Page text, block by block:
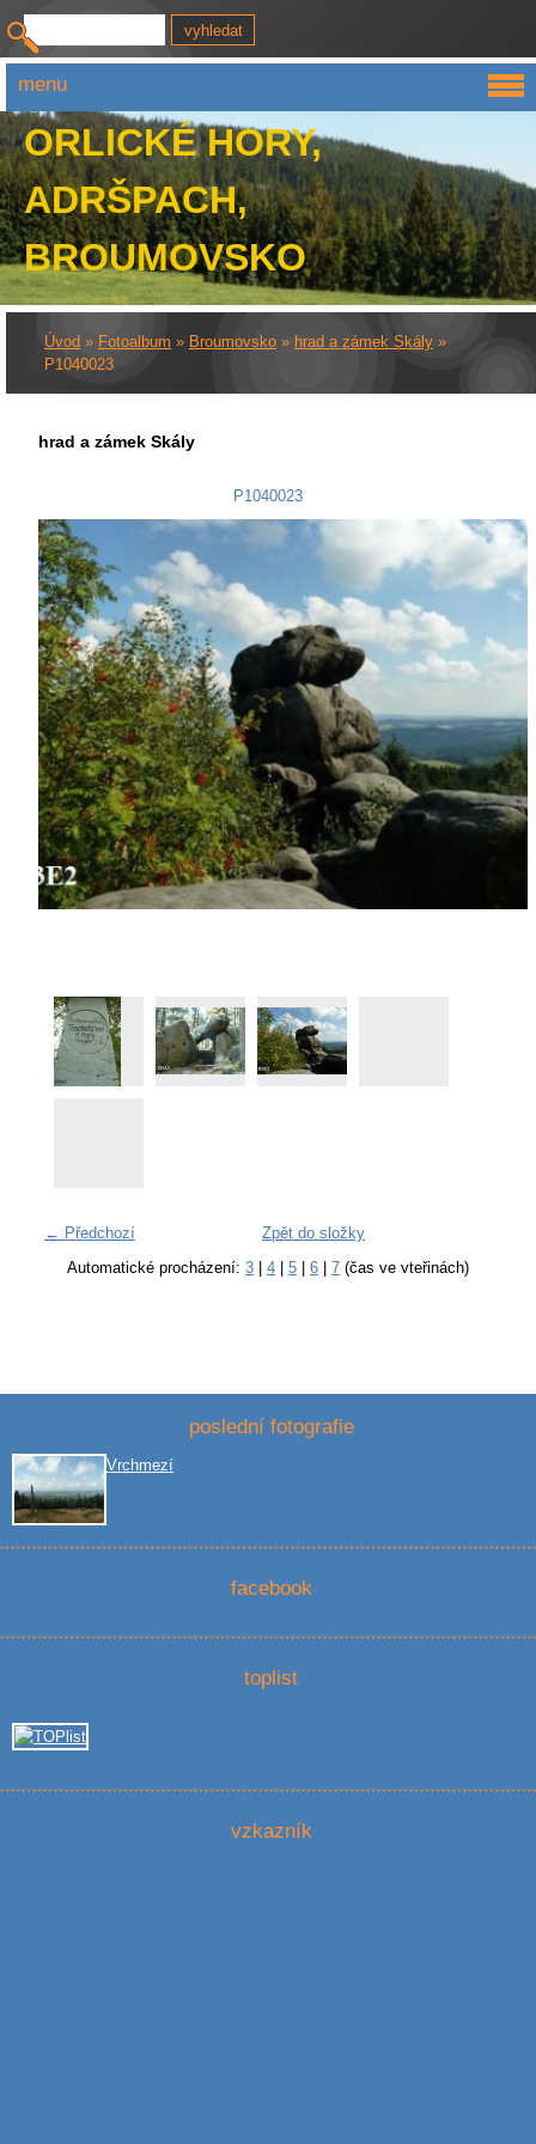
ORLICKÉ HORY,
ADRŠPACH,
BROUMOVSKO
Úvod » Fotoalbum » Broumovsko » hrad a zámek Skály »
P1040023
hrad a zámek Skály
P1040023
← Předchozí
Zpět do složky
Automatické procházení: 3 | 4 | 5 | 6 | 7 (čas ve vteřinách)
menu
poslední fotografie
Vrchmezí
facebook
toplist
vzkazník